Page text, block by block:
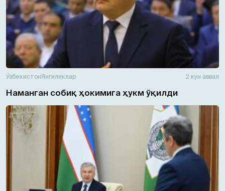
ЎзбекистонЯнгиликлар 2 кун аввал
Наманган собиқ ҳокимига ҳукм ўқилди